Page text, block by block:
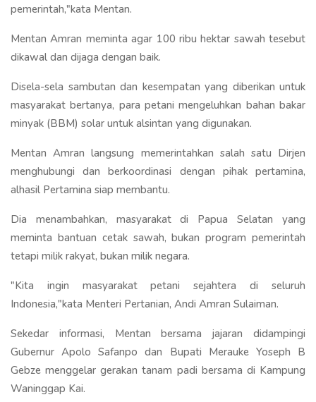
pemerintah,"kata Mentan.
Mentan Amran meminta agar 100 ribu hektar sawah tesebut
dikawal dan dijaga dengan baik.
Disela-sela sambutan dan kesempatan yang diberikan untuk
masyarakat bertanya, para petani mengeluhkan bahan bakar
minyak (BBM) solar untuk alsintan yang digunakan.
Mentan Amran langsung memerintahkan salah satu Dirjen
menghubungi dan berkoordinasi dengan pihak pertamina,
alhasil Pertamina siap membantu.
Dia menambahkan, masyarakat di Papua Selatan yang
meminta bantuan cetak sawah, bukan program pemerintah
tetapi milik rakyat, bukan milik negara.
"Kita ingin masyarakat petani sejahtera di seluruh
Indonesia,"kata Menteri Pertanian, Andi Amran Sulaiman.
Sekedar informasi, Mentan bersama jajaran didampingi
Gubernur Apolo Safanpo dan Bupati Merauke Yoseph B
Gebze menggelar gerakan tanam padi bersama di Kampung
Waninggap Kai.